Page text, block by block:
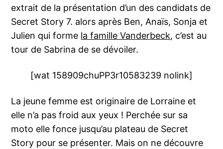
extrait de la présentation d’un des candidats de
Secret Story 7. alors après Ben, Anaïs, Sonja et
Julien qui forme la famille Vanderbeck, c’est au
tour de Sabrina de se dévoiler.
[wat 158909chuPP3r10583239 nolink]
La jeune femme est originaire de Lorraine et
elle n’a pas froid aux yeux ! Perchée sur sa
moto elle fonce jusqu’au plateau de Secret
Story pour se présenter. Mais on ne découvre